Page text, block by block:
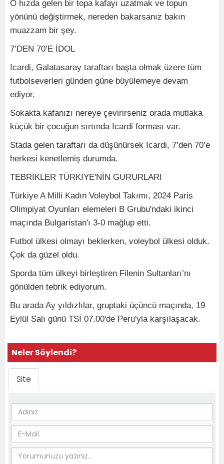
O hızda gelen bir topa kafayı uzatmak ve topun
yönünü değiştirmek, nereden bakarsanız bakın
muazzam bir şey.
7’DEN 70’E İDOL
Icardi, Galatasaray taraftarı başta olmak üzere tüm
futbolseverleri günden güne büyülemeye devam
ediyor. ­
Sokakta kafanızı nereye çevirirseniz orada mutlaka
küçük bir çocuğun sırtında Icardi forması var.
Stada gelen taraftarı da düşünürsek Icardi, 7’den 70’e
herkesi kenetlemiş durumda.
TEBRİKLER TÜRKİYE'NİN GURURLARI
Türkiye A Milli Kadın Voleybol Takımı, 2024 Paris
Olimpiyat Oyunları elemeleri B Grubu'ndaki ikinci
maçında Bulgaristan'ı 3-0 mağlup etti.
Futbol ülkesi olmayı beklerken, voleybol ülkesi olduk.
Çok da güzel oldu.
Sporda tüm ülkeyi birleştiren Filenin Sultanları’nı
gönülden tebrik ediyorum.
Bu arada Ay yıldızlılar, gruptaki üçüncü maçında, 19
Eylül Salı günü TSİ 07.00'de Peru'yla karşılaşacak.
Neler Söylendi?
Site